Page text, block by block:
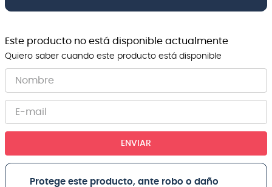
Este producto no está disponible actualmente
Quiero saber cuando este producto está disponible
ENVIAR
Protege este producto, ante robo o daño